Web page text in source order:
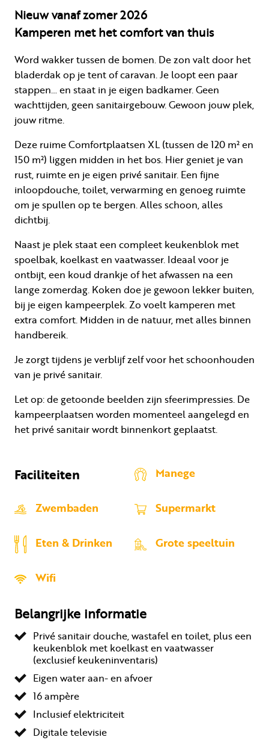
Nieuw vanaf zomer 2026
Kamperen met het comfort van thuis
Word wakker tussen de bomen. De zon valt door het
bladerdak op je tent of caravan. Je loopt een paar
stappen… en staat in je eigen badkamer. Geen
wachttijden, geen sanitairgebouw. Gewoon jouw plek,
jouw ritme.
Deze ruime Comfortplaatsen XL (tussen de 120 m² en
150 m²) liggen midden in het bos. Hier geniet je van
rust, ruimte en je eigen privé sanitair. Een fijne
inloopdouche, toilet, verwarming en genoeg ruimte
om je spullen op te bergen. Alles schoon, alles
dichtbij.
Naast je plek staat een compleet keukenblok met
spoelbak, koelkast en vaatwasser. Ideaal voor je
ontbijt, een koud drankje of het afwassen na een
lange zomerdag. Koken doe je gewoon lekker buiten,
bij je eigen kampeerplek. Zo voelt kamperen met
extra comfort. Midden in de natuur, met alles binnen
handbereik.
Je zorgt tijdens je verblijf zelf voor het schoonhouden
van je privé sanitair.
Let op: de getoonde beelden zijn sfeerimpressies. De
kampeerplaatsen worden momenteel aangelegd en
het privé sanitair wordt binnenkort geplaatst.
Faciliteiten Manege
Zwembaden Supermarkt
Eten & Drinken Grote speeltuin
Wifi
Belangrijke informatie
Privé sanitair douche, wastafel en toilet, plus een
keukenblok met koelkast en vaatwasser
(exclusief keukeninventaris)
Eigen water aan- en afvoer
16 ampère
Inclusief elektriciteit
Digitale televisie